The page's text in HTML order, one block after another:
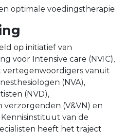
optimale voedingstherapie
op initiatief van
voor Intensive care (NVIC),
vertegenwoordigers vanuit
(NVA),
(NVD),
(V&VN) en
Kennisinstituut van de
heeft het traject